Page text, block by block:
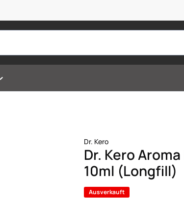
Dr. Kero
Dr. Kero
10ml (Longfill)
Ausverkauft